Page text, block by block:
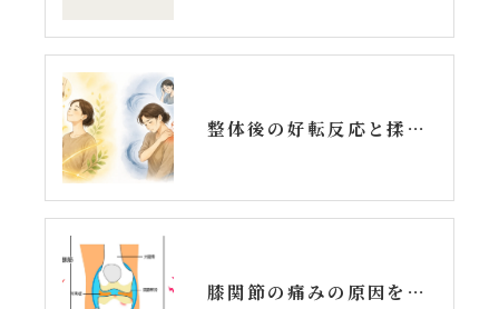
整体後の好転反応と揉み返しの違いとは？症状・期間・対処法を解説
膝関節の痛みの原因を知ろう！上手に付き合うコツとは？